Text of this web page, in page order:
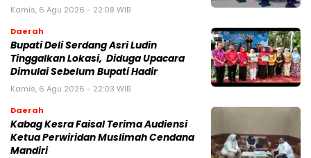
Kamis, 6 Agu 2026 - 22:08 WIB
Daerah
Bupati Deli Serdang Asri Ludin
Tinggalkan Lokasi, Diduga Upacara
Dimulai Sebelum Bupati Hadir
Kamis, 6 Agu 2026 - 22:03 WIB
Daerah
Kabag Kesra Faisal Terima Audiensi
Ketua Perwiridan Muslimah Cendana
Mandiri